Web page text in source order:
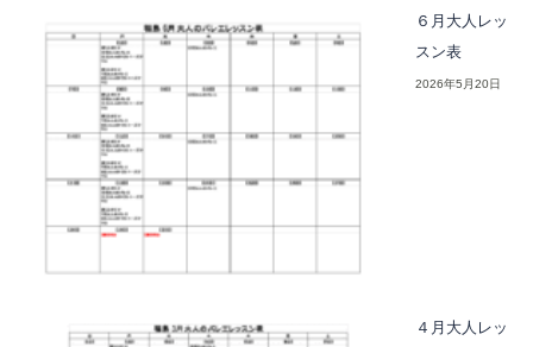
６月大人レッ
スン表
2026年5月20日
４月大人レッ